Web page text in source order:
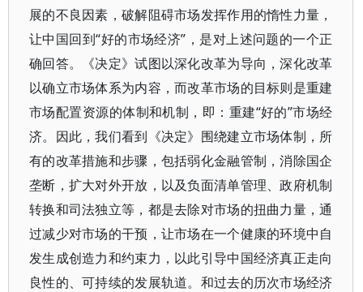
展的不良因素，破解阻碍市场发挥作用的惰性力量，
让中国回到“好的市场经济”，是对上述问题的一个正
确回答。《决定》试图以深化改革为导向，深化改革
以确立市场体系为内容，而改革市场的目标则是重建
市场配置资源的体制和机制，即：重建“好的”市场经
济。因此，我们看到《决定》围绕建立市场体制，所
有的改革措施和步骤，包括弱化金融管制，消除国企
垄断，扩大对外开放，以及负面清单管理、政府机制
转换和司法独立等，都是去除对市场的扭曲力量，通
过减少对市场的干预，让市场在一个健康的环境中自
发生成创造力和约束力，以此引导中国经济真正走向
良性的、可持续的发展轨道。和过去的历次市场经济